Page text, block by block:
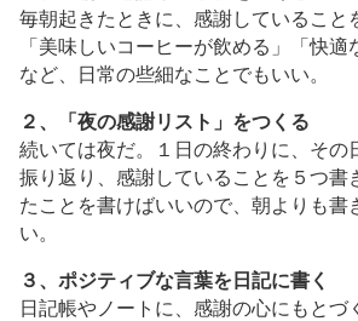
毎朝起きたときに、感謝していること
「美味しいコーヒーが飲める」「快適
など、日常の些細なことでもいい。
２、「夜の感謝リスト」をつくる
続いては夜だ。１日の終わりに、その
振り返り、感謝していることを５つ書
たことを書けばいいので、朝よりも書
い。
３、ポジティブな言葉を日記に書く
日記帳やノートに、感謝の心にもとづ